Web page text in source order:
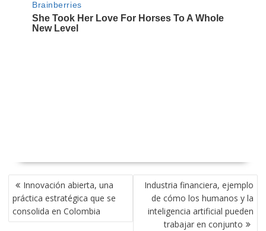
NAVEGACIÓN
DE
ENTRADAS
Innovación abierta, una
práctica estratégica que se
consolida en Colombia
Industria financiera, ejemplo
de cómo los humanos y la
inteligencia artificial pueden
trabajar en conjunto